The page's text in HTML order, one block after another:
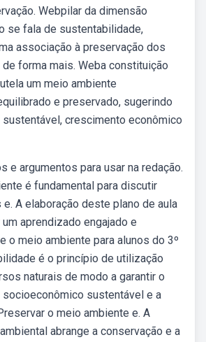
Webpilar da dimensão
se fala de sustentabilidade,
associação à preservação dos
forma mais. Weba constituição
um meio ambiente
e preservado, sugerindo
crescimento econômico
e argumentos para usar na redação.
é fundamental para discutir
A elaboração deste plano de aula
aprendizado engajado e
o meio ambiente para alunos do 3º
é o princípio de utilização
naturais de modo a garantir o
sustentável e a
o meio ambiente e. A
abrange a conservação e a